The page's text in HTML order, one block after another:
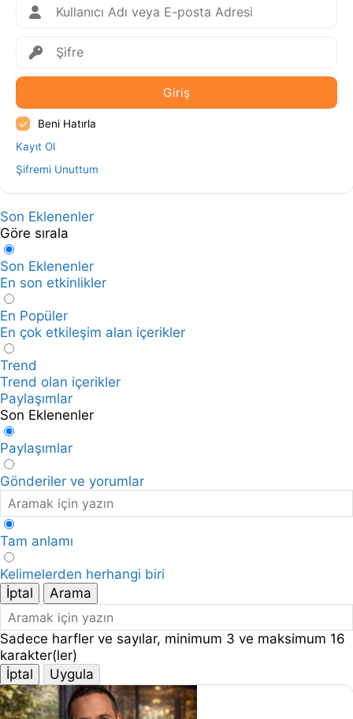
Giriş
Beni Hatırla
Kayıt Ol
Şifremi Unuttum
Son Eklenenler
Göre sırala
Son Eklenenler
En son etkinlikler
En Popüler
En çok etkileşim alan içerikler
Trend
Trend olan içerikler
Paylaşımlar
Son Eklenenler
Paylaşımlar
Gönderiler ve yorumlar
Tam anlamı
Kelimelerden herhangi biri
İptal
Arama
Sadece harfler ve sayılar, minimum 3 ve maksimum 16
karakter(ler)
İptal
Uygula